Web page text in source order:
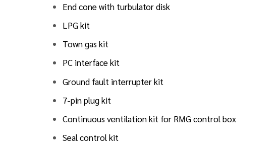
End cone with turbulator disk
LPG kit
Town gas kit
PC interface kit
Ground fault interrupter kit
7-pin plug kit
Continuous ventilation kit for RMG control box
Seal control kit